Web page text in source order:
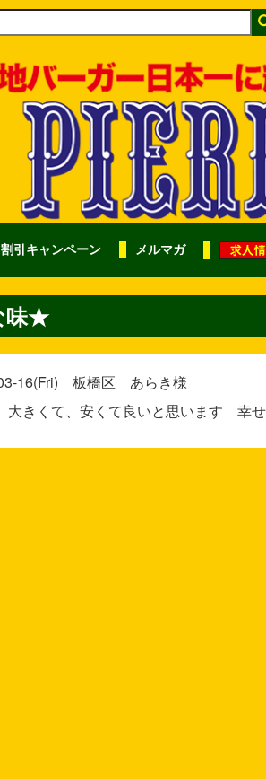
割引キャンペーン メルマガ
味★
16(Fri) 板橋区 あらき様
大きくて、安くて良いと思います 幸